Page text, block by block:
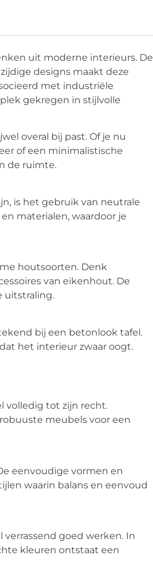
uit moderne interieurs. De
designs maakt deze
met industriële
gekregen in stijlvolle
overal bij past. Of je nu
of een minimalistische
de ruimte.
is het gebruik van neutrale
materialen, waardoor je
houtsoorten. Denk
van eikenhout. De
uitstraling.
bij een betonlook tafel.
het interieur zwaar oogt.
volledig tot zijn recht.
meubels voor een
eenvoudige vormen en
waarin balans en eenvoud
goed werken. In
kleuren ontstaat een